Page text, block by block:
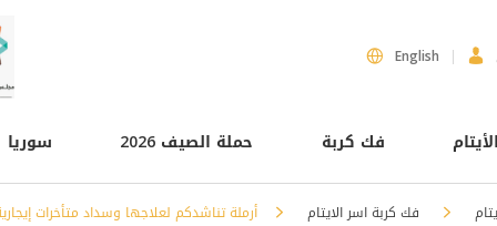
English
فك كربة حملة الصيف 2026 سوريا
فك كربة اسر الايتام أرملة تناشدكم لعلاجها وسداد متأخرات